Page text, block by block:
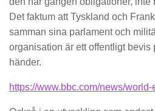
Det faktum att Tyskland och
samman sina parlament och
organisation är ett offentligt bevis
händer.
https://www.bbc.com/news/